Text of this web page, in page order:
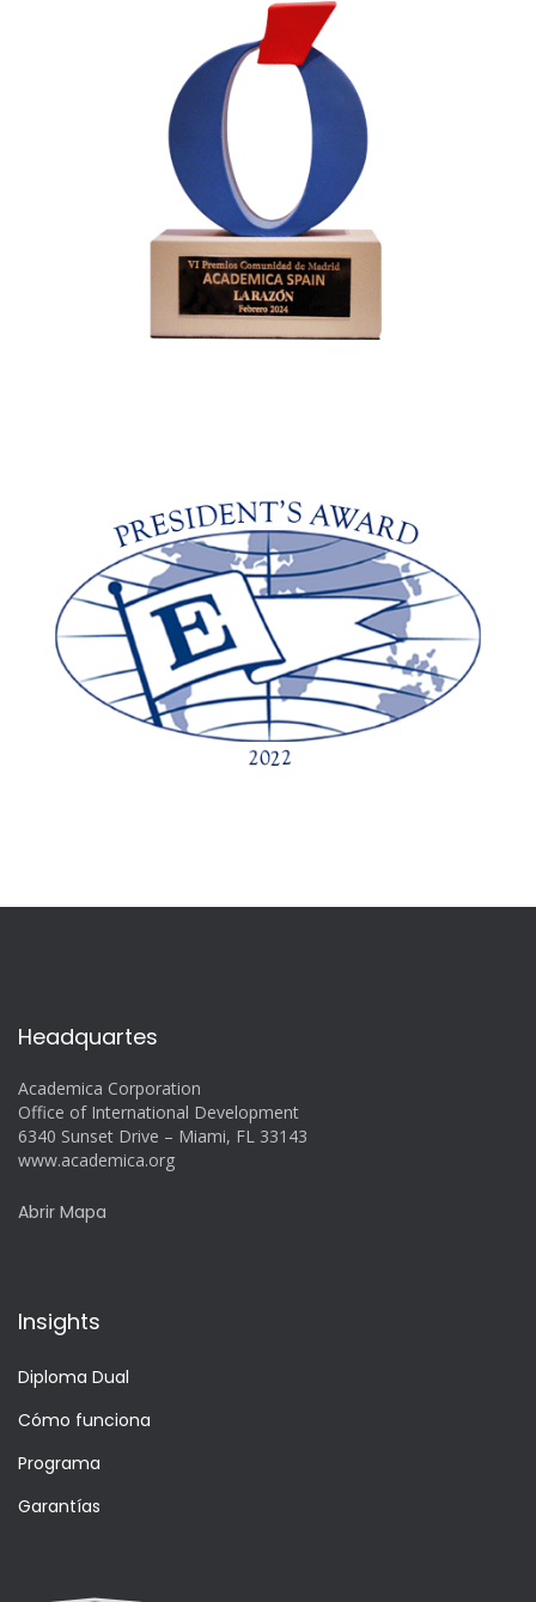
Headquartes
Academica Corporation
Office of International Development
6340 Sunset Drive – Miami, FL 33143
www.academica.org
Abrir Mapa
Insights
Diploma Dual
Cómo funciona
Programa
Garantías